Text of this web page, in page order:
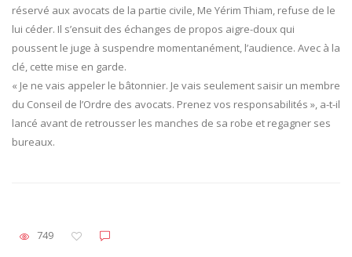
réservé aux avocats de la partie civile, Me Yérim Thiam, refuse de le
lui céder. Il s’ensuit des échanges de propos aigre-doux qui
poussent le juge à suspendre momentanément, l’audience. Avec à la
clé, cette mise en garde.
« Je ne vais appeler le bâtonnier. Je vais seulement saisir un membre
du Conseil de l’Ordre des avocats. Prenez vos responsabilités », a-t-il
lancé avant de retrousser les manches de sa robe et regagner ses
bureaux.
749